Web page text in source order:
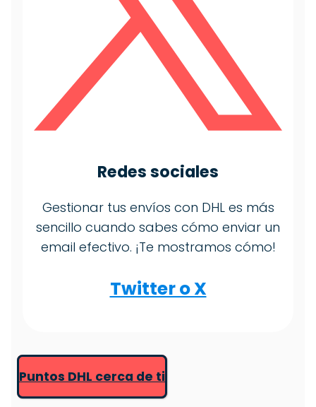
Redes sociales
Gestionar tus envíos con DHL es más
sencillo cuando sabes cómo enviar un
email efectivo. ¡Te mostramos cómo!
Twitter o X
Puntos DHL cerca de ti